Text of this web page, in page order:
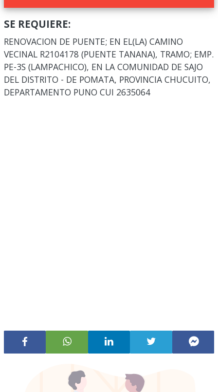
SE REQUIERE:
RENOVACION DE PUENTE; EN EL(LA) CAMINO
VECINAL R2104178 (PUENTE TANANA), TRAMO; EMP.
PE-3S (LAMPACHICO), EN LA COMUNIDAD DE SAJO
DEL DISTRITO - DE POMATA, PROVINCIA CHUCUITO,
DEPARTAMENTO PUNO CUI 2635064